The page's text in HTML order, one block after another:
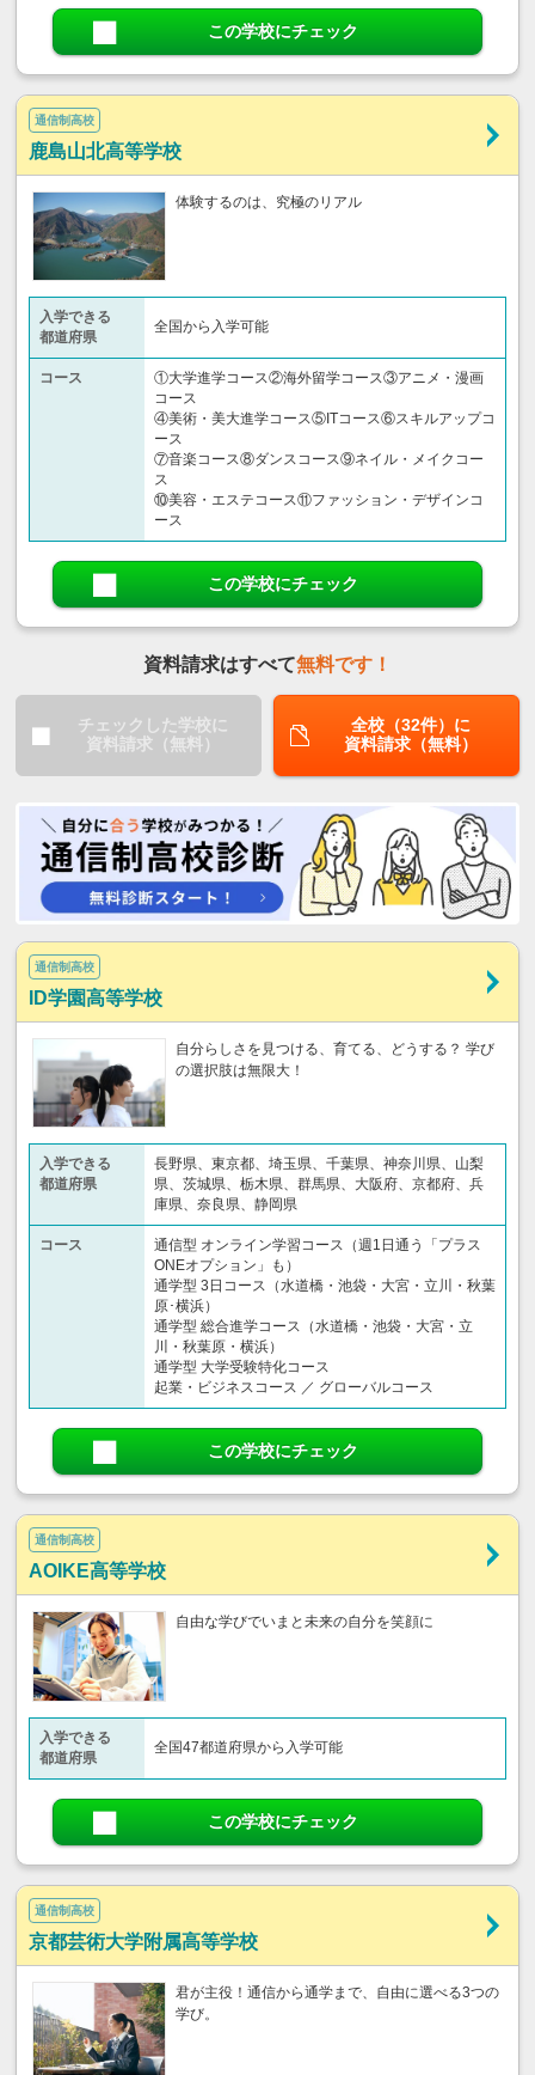
この学校にチェック
通信制高校
鹿島山北高等学校
体験するのは、究極のリアル
入学できる
都道府県
全国から入学可能
コース
①大学進学コース②海外留学コース③アニメ・漫画
コース
④美術・美大進学コース⑤ITコース⑥スキルアップコ
ース
⑦音楽コース⑧ダンスコース⑨ネイル・メイクコー
ス
⑩美容・エステコース⑪ファッション・デザインコ
ース
この学校にチェック
資料請求はすべて無料です！
チェックした学校に
資料請求（無料）
全校（32件）に
資料請求（無料）
通信制高校
ID学園高等学校
自分らしさを見つける、育てる、どうする？ 学び
の選択肢は無限大！
入学できる
都道府県
長野県、東京都、埼玉県、千葉県、神奈川県、山梨
県、茨城県、栃木県、群馬県、大阪府、京都府、兵
庫県、奈良県、静岡県
コース
通信型 オンライン学習コース（週1日通う「プラス
ONEオプション」も）
通学型 3日コース（水道橋・池袋・大宮・立川・秋葉
原･横浜）
通学型 総合進学コース（水道橋・池袋・大宮・立
川・秋葉原・横浜）
通学型 大学受験特化コース
起業・ビジネスコース ／ グローバルコース
この学校にチェック
通信制高校
AOIKE高等学校
自由な学びでいまと未来の自分を笑顔に
入学できる
都道府県
全国47都道府県から入学可能
この学校にチェック
通信制高校
京都芸術大学附属高等学校
君が主役！通信から通学まで、自由に選べる3つの
学び。